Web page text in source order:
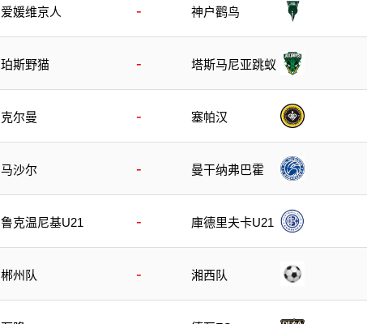
爱媛维京人 - 神户鹳鸟
珀斯野猫 - 塔斯马尼亚跳蚁
克尔曼 - 塞帕汉
马沙尔 - 曼干纳弗巴霍
鲁克温尼基U21 - 庫德里夫卡U21
郴州队 - 湘西队